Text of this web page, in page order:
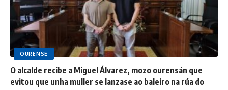
OURENSE
O alcalde recibe a Miguel Álvarez, mozo ourensán que
evitou que unha muller se lanzase ao baleiro na rúa do